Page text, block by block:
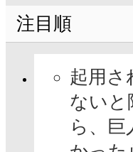
注目順
起用さ
ないと
ら、巨